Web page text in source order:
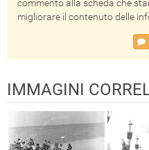
commento alla scheda che
migliorare il contenuto delle
IMMAGINI